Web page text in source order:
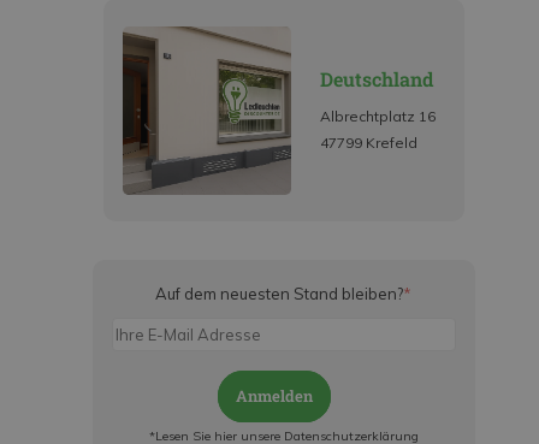
Deutschland
Albrechtplatz 16
47799 Krefeld
Auf dem neuesten Stand bleiben?*
Anmelden
*Lesen Sie hier unsere Datenschutzerklärung